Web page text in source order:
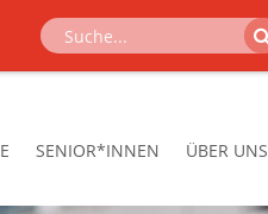
SENIOR*INNEN ÜBER UNS